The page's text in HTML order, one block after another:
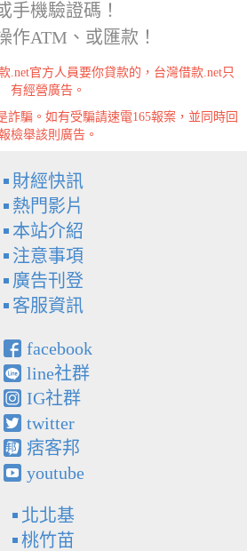
手機驗證碼！
作ATM、或匯款！
.net官方人員要你貸款的，台灣借款.net只
有經營廣告。
詐騙。如有受騙請速電165報案，並同時回
檢舉該則廣告。
財經快訊
熱門影片
本站介紹
注意事項
廣告刊登
客服資訊
facebook
line社群
IG社群
twitter
痞客邦
youtube
北北基
桃竹苗